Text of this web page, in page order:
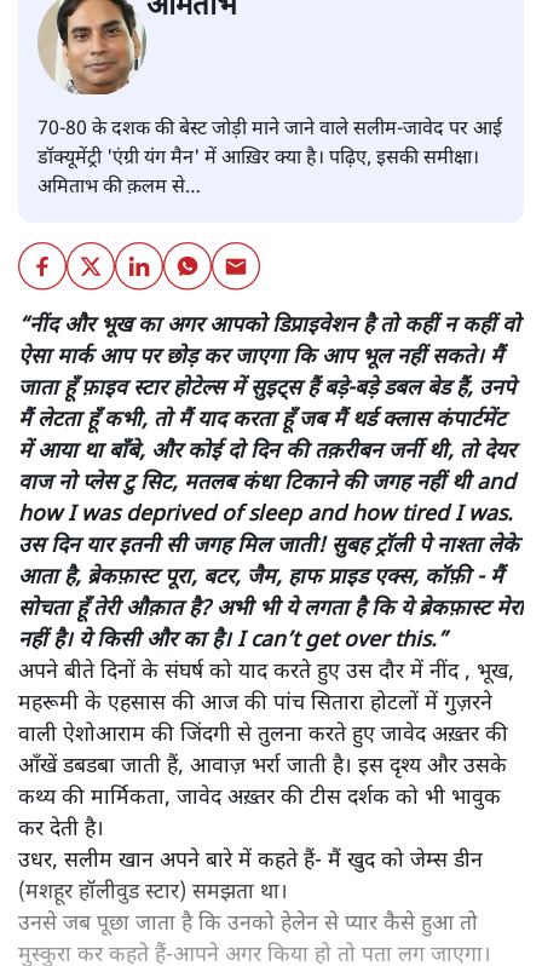
एंग्री यंग मैन: सलीम-जावेद की जोड़ी
टूटी क्यों?
सिनेमा| अमिताभ| 23 AUG, 2024
अमिताभ
70-80 के दशक की बेस्ट जोड़ी माने जाने वाले सलीम-जावेद पर आई
डॉक्यूमेंट्री 'एंग्री यंग मैन' में आख़िर क्या है। पढ़िए, इसकी समीक्षा।
अमिताभ की क़लम से…
“नींद और भूख का अगर आपको डिप्राइवेशन है तो कहीं न कहीं वो
ऐसा मार्क आप पर छोड़ कर जाएगा कि आप भूल नहीं सकते। मैं
जाता हूँ फ़ाइव स्टार होटेल्स में सुइट्स हैं बड़े-बड़े डबल बेड हैं, उनपे